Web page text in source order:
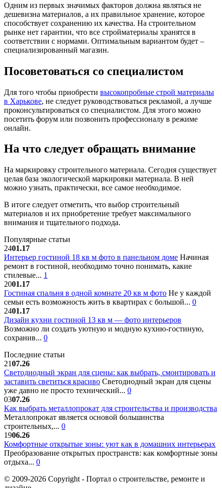
Одним из первых значимых факторов должна являться не
дешевизна материалов, а их правильное хранение, которое
способствует сохранению их качества. На строительном
рынке нет гарантии, что все стройматериалы хранятся в
соответствии с нормами. Оптимальным вариантом будет –
специализированный магазин.
Посоветоваться со специалистом
Для того чтобы приобрести высокопробные строй материалы
в Харькове, не следует руководствоваться рекламой, а лучше
проконсультироваться со специалистом. Для этого можно
посетить форум или позвонить профессионалу в режиме
онлайн.
На что следует обращать внимание
На маркировку строительного материала. Сегодня существует
целая база экологической маркировки материала. В ней
можно узнать, практически, все самое необходимое.
В итоге следует отметить, что выбор строительный
материалов и их приобретение требует максимального
внимания и тщательного подхода.
Популярные статьи
2401.17
Интерьер гостиной 18 кв м фото в панельном доме Начиная
ремонт в гостиной, необходимо точно понимать, какие
стилевые... 1
2001.17
Гостиная спальня в одной комнате 20 кв м фото Не у каждой
семьи есть возможность жить в квартирах с большой... 0
2401.17
Дизайн кухни гостиной 13 кв м — фото интерьеров
Возможно ли создать уютную и модную кухню-гостиную,
сохранив... 0
Последние статьи
2107.26
Светодиодный экран для сцены: как выбрать, смонтировать и
заставить светиться красиво Светодиодный экран для сцены
уже давно не просто технический... 0
0307.26
Как выбрать металлопрокат для строительства и производства
Металлопрокат является основой большинства
строительных,... 0
1906.26
Комфортные открытые зоны: уют как в домашних интерьерах
Преобразование открытых пространств: как комфортные зоны
отдыха... 0
© 2009-2026 Copyright - Портал о строительстве, ремонте и